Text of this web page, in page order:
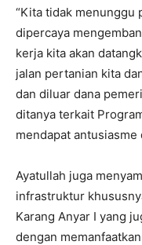
“Kita tidak menunggu
dipercaya
kerja kita akan
jalan pertanian kita
dan diluar dana
ditanya terkait
mendapat antusiasme
Ayatullah juga
infrastruktur
Karang Anyar I yang
dengan